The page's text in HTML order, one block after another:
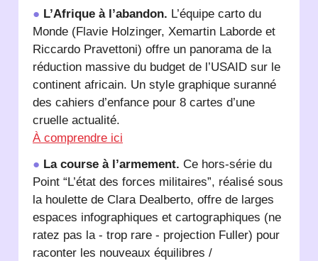
● L’Afrique à l’abandon. L’équipe carto du
Monde (Flavie Holzinger, Xemartin Laborde et
Riccardo Pravettoni) offre un panorama de la
réduction massive du budget de l’USAID sur le
continent africain. Un style graphique suranné
des cahiers d’enfance pour 8 cartes d’une
cruelle actualité.
À comprendre ici
● La course à l’armement. Ce hors-série du
Point “L’état des forces militaires”, réalisé sous
la houlette de Clara Dealberto, offre de larges
espaces infographiques et cartographiques (ne
ratez pas la - trop rare - projection Fuller) pour
raconter les nouveaux équilibres /